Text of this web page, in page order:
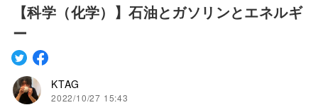
【科学（化学）】石油とガソリンとエネルギ
ー
KTAG
2022/10/27 15:43